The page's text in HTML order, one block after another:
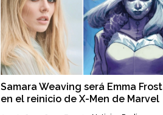
Samara Weaving será Emma Frost
en el reinicio de X-Men de Marvel